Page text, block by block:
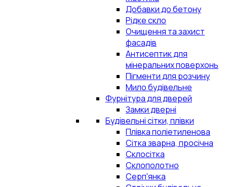
Добавки до бетону
Рідке скло
Очищення та захист
фасадів
Антисептик для
мінеральних поверхонь
Пігменти для розчину
Мило будівельне
Фурнітура для дверей
Замки дверні
Будівельні сітки, плівки
Плівка поліетиленова
Сітка зварна, просічна
Склосітка
Склополотно
Серп'янка